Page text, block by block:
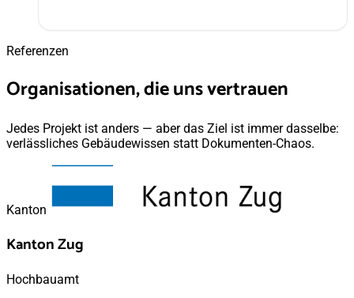
Referenzen
Organisationen, die uns vertrauen
Jedes Projekt ist anders — aber das Ziel ist immer dasselbe:
verlässliches Gebäudewissen statt Dokumenten-Chaos.
Kanton
Kanton Zug
Hochbauamt